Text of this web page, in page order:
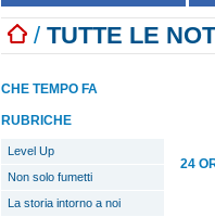
/ TUTTE LE
CHE TEMPO FA
RUBRICHE
Level Up
Non solo fumetti
La storia intorno a noi
24